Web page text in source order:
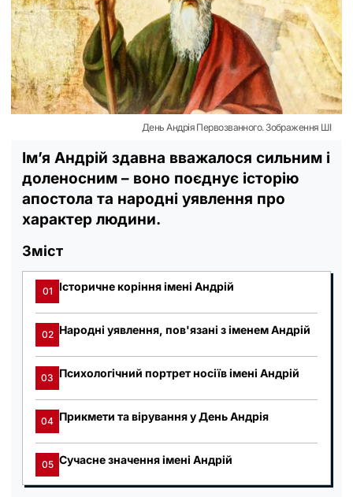
День Андрія Первозванного. Зображення ШІ
Ім’я Андрій здавна вважалося сильним і
доленосним – воно поєднує історію
апостола та народні уявлення про
характер людини.
Зміст
01 Історичне коріння імені Андрій
02 Народні уявлення, пов'язані з іменем Андрій
03 Психологічний портрет носіїв імені Андрій
04 Прикмети та вірування у День Андрія
05 Сучасне значення імені Андрій